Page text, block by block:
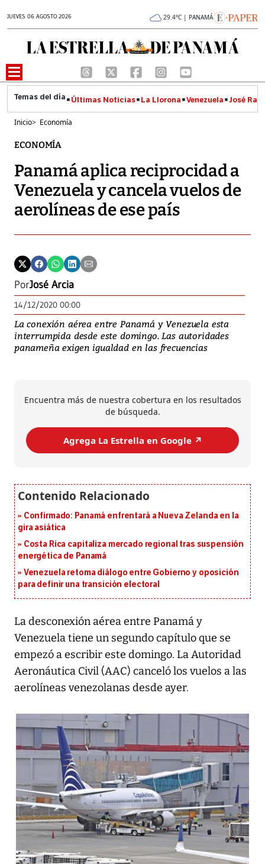
JUEVES 06 AGOSTO 2026 29.4°C | PANAMÁ
Últimas Noticias La Llorona Venezuela José
Inicio> Economía
ECONOMÍA
Panamá aplica reciprocidad a
Venezuela y cancela vuelos de
aerolíneas de ese país
PorJosé Arcia
14/12/2020 00:00
La conexión aérea entre Panamá y Venezuela esta
interrumpida desde este domingo. Las autoridades
panameña exigen igualdad en las frecuencias
Encuentra más de nuestra cobertura en los resultados
de búsqueda.
Agrega La Estrella en Google ↗️
Confirmado: Panamá enfrentará a Nueva Zelanda en la
gira asiática
Costa Rica capitaliza mercado regional tras suspensión
energética de Panamá
Venezuela retoma diálogo entre Gobierno y oposición
para definir una transición electoral
La desconexión aérea entre Panamá y
Venezuela tiene un segundo capítulo que se
empezó a escribir este domingo. La Autoridad
Aeronáutica Civil (AAC) canceló los vuelos a las
aerolíneas venezolanas desde ayer.